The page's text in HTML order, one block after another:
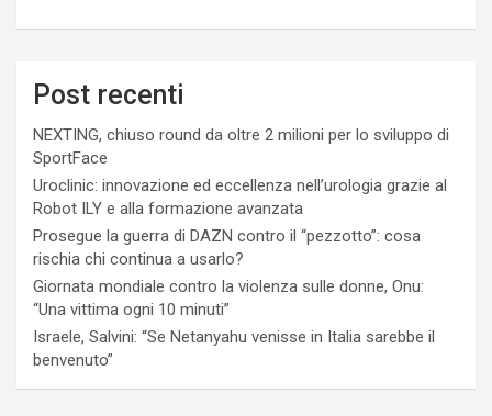
Post recenti
NEXTING, chiuso round da oltre 2 milioni per lo sviluppo di
SportFace
Uroclinic: innovazione ed eccellenza nell’urologia grazie al
Robot ILY e alla formazione avanzata
Prosegue la guerra di DAZN contro il “pezzotto”: cosa
rischia chi continua a usarlo?
Giornata mondiale contro la violenza sulle donne, Onu:
“Una vittima ogni 10 minuti”
Israele, Salvini: “Se Netanyahu venisse in Italia sarebbe il
benvenuto”